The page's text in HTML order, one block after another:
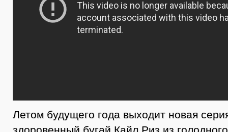
Летом будущего года выходит новая